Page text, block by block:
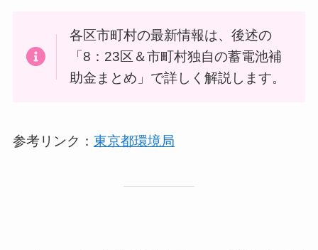
各区市町村の最新情報は、後述の
「8：23区＆市町村独自の蓄電池補
助金まとめ」で詳しく解説します。
参考リンク： 東京都環境局